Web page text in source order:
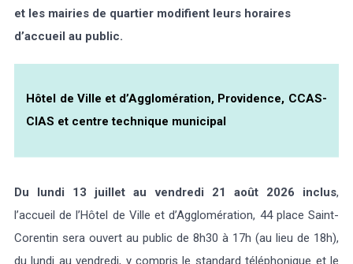
et les mairies de quartier modifient leurs horaires
d’accueil au public.
Hôtel de Ville et d’Agglomération, Providence, CCAS-
CIAS et centre technique municipal
Du lundi 13 juillet au vendredi 21 août 2026 inclus,
l’accueil de l’Hôtel de Ville et d’Agglomération, 44 place Saint-
Corentin sera ouvert au public de 8h30 à 17h (au lieu de 18h),
du lundi au vendredi, y compris le standard téléphonique et le